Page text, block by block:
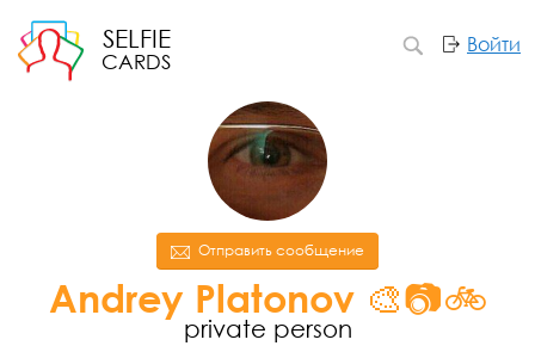
SELFIE
CARDS
Войти
Отправить сообщение
Andrey Platonov 🎨📷🚲
private person